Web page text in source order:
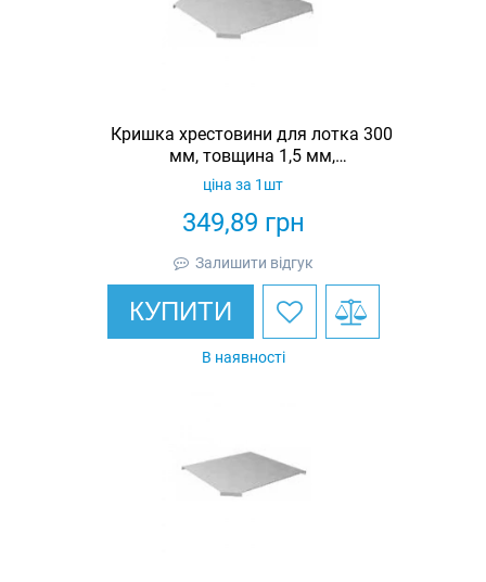
Кришка хрестовини для лотка 300
мм, товщина 1,5 мм,
гарячеоцинкована, Eurotray
349,89 грн
ціна за 1шт
Залишити відгук
КУПИТИ
В наявності